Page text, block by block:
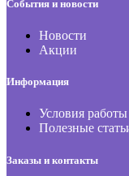
События и новости
Новости
Акции
Информация
Условия работы
Полезные
Заказы и контакты